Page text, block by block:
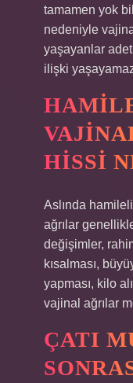
tamamen yok
nedeniyle
yaşayanlar
ilişki
HISSI
Aslında
ağrılar
değişimler,
kısalması,
yapması, kilo
vajinal ağrılar
ÇATI